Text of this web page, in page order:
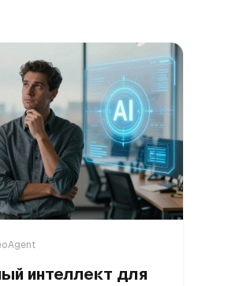
интеллект для